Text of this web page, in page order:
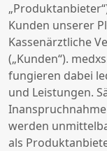
Kunden unserer
Kassenärztliche
(„Kunden“).
fungieren dabei
und Leistungen.
werden
als